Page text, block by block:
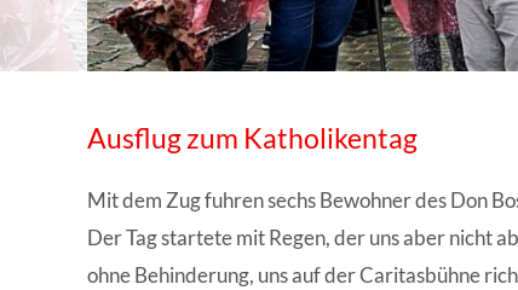
Ausflug zum Katholikentag
Mit dem Zug fuhren sechs Bewohner des Don
Der Tag startete mit Regen, der uns aber nicht
ohne Behinderung, uns auf der Caritasbühne